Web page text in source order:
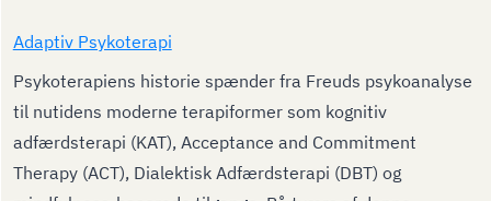
Adaptiv Psykoterapi
Psykoterapiens historie spænder fra Freuds psykoanalyse
til nutidens moderne terapiformer som kognitiv
adfærdsterapi (KAT), Acceptance and Commitment
Therapy (ACT), Dialektisk Adfærdsterapi (DBT) og